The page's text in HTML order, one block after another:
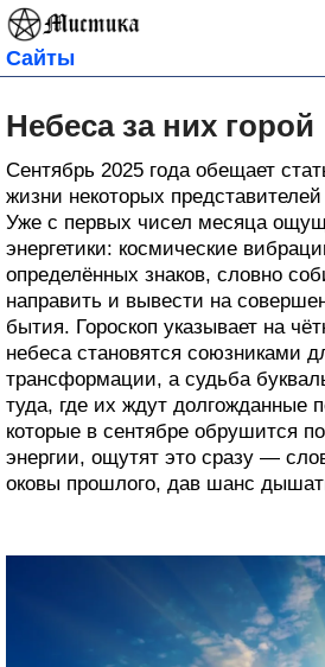
Сайты
Небеса за них горой
Сентябрь 2025 года обещает
жизни некоторых представителей
Уже с первых чисел месяца
энергетики: космические
определённых знаков, словно
направить и вывести на
бытия. Гороскоп указывает на
небеса становятся союзниками
трансформации, а судьба
туда, где их ждут долгожданные
которые в сентябре обрушится
энергии, ощутят это сразу —
оковы прошлого, дав шанс